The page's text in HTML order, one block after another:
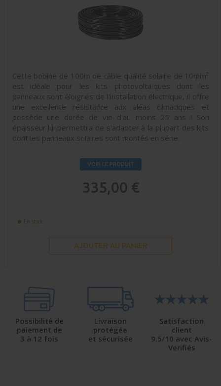
Cette bobine de 100m de câble qualité solaire de 10mm²
est idéale pour les kits photovoltaïques dont les
panneaux sont éloignés de l'installation électrique, il offre
une excellente résistance aux aléas climatiques et
possède une durée de vie d'au moins 25 ans ! Son
épaisseur lui permettra de s'adapter à la plupart des kits
dont les panneaux solaires sont montés en série.
VOIR LE PRODUIT
335,00 €
En stock
AJOUTER AU PANIER
Possibilité de
paiement de
3 à 12 fois
Livraison
protégée
et sécurisée
Satisfaction
client
9.5/10 avec Avis-
Verifiés